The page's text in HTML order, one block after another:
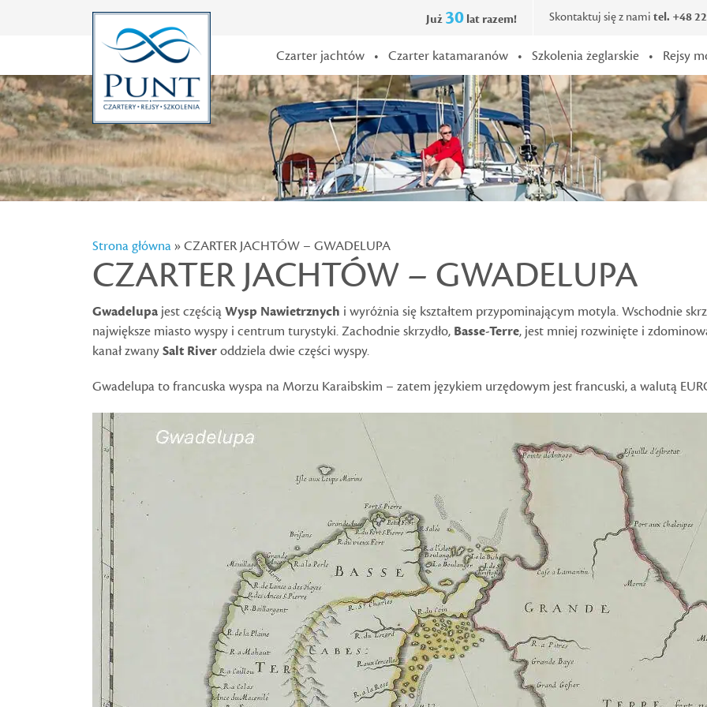
Skontaktuj się z nami tel. +48
Już 30 lat razem!
Czarter jachtów • Czarter katamaranów • Szkolenia żeglarskie • Rejsy
Strona główna» CZARTER JACHTÓW – GWADELUPA
CZARTER JACHTÓW – GWADELUPA
Gwadelupa jest częściąWysp Nawietrznych i wyróżnia się kształtem przypominającym motyla. Wschodnie
największe miasto wyspy i centrum turystyki. Zachodnie skrzydło, Basse-Terre, jest mniej rozwinięte i
kanał zwanySalt Riveroddziela dwie części wyspy.
Gwadelupa to francuska wyspa na Morzu Karaibskim – zatem językiem urzędowym jest francuski, a walutą